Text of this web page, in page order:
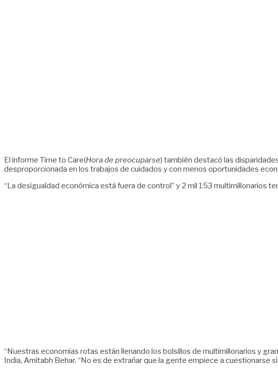
El informe Time to Care(Hora de preocuparse) también destacó las
desproporcionada en los trabajos de cuidados y con menos oportunidades
“La desigualdad económica está fuera de control” y 2 mil 153 multimillonarios
“Nuestras economías rotas están llenando los bolsillos de multimillonarios y
India, Amitabh Behar. “No es de extrañar que la gente empiece a cuestionarse